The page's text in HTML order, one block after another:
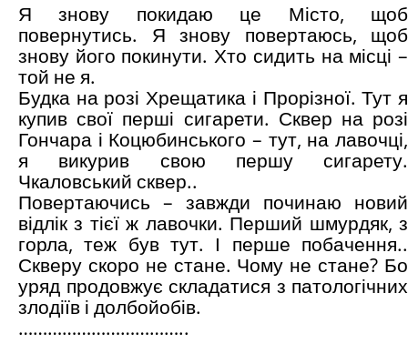
Я знову покидаю це Місто, щоб
повернутись. Я знову повертаюсь, щоб
знову його покинути. Хто сидить на місці –
той не я.
Будка на розі Хрещатика і Прорізної. Тут я
купив свої перші сигарети. Сквер на розі
Гончара і Коцюбинського – тут, на лавочці,
я викурив свою першу сигарету.
Чкаловський сквер..
Повертаючись – завжди починаю новий
відлік з тієї ж лавочки. Перший шмурдяк, з
горла, теж був тут. І перше побачення..
Скверу скоро не стане. Чому не стане? Бо
уряд продовжує складатися з патологічних
злодіїв і долбойобів.
……………………………..